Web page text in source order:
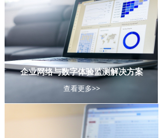
企业网络与数字体验监测解决方案
查看更多>>